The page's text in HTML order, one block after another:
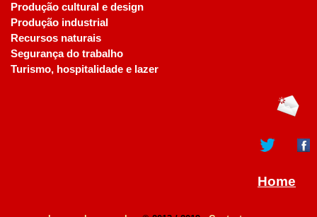
Produção cultural e design
Produção industrial
Recursos naturais
Segurança do trabalho
Turismo, hospitalidade e lazer
Home